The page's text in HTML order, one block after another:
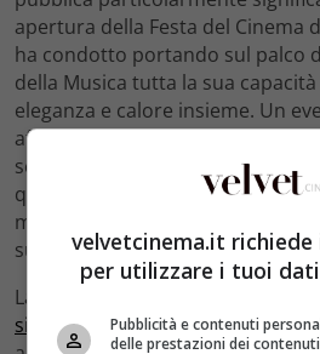
apertura della Festa del Cinema
ha condotto portando sul palco
della Musica tutta la sua
eleganza e calore insieme. Un
affida a caso a un nome
scelta di Guanciale come
qualcosa di preciso sul suo
mondo del cinema che in quella
suo appuntamento più
La Festa del Cinema di Roma,
sito ufficiale della manifestazione
velvetcinema.it richiede
per utilizzare i tuoi
Pubblicità e contenuti
delle prestazioni dei